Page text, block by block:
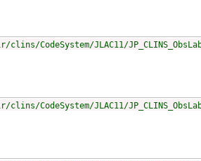
CodeSystem/JLAC11/
CodeSystem/JLAC11/